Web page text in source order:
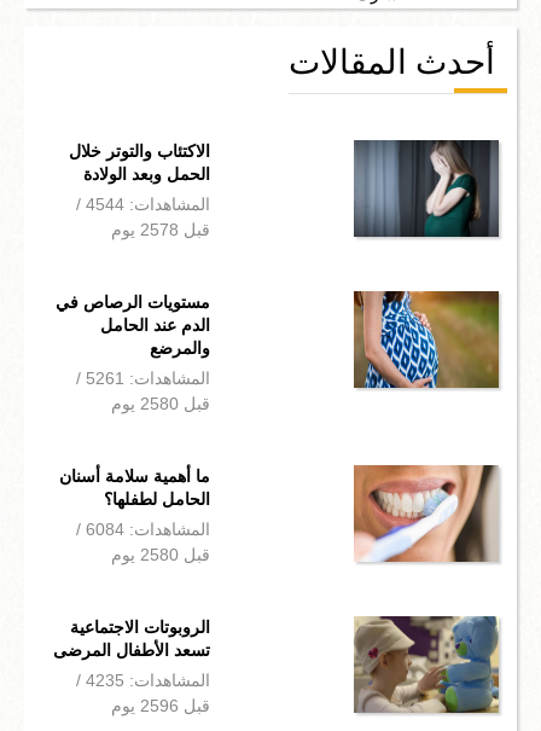
أحدث المقالات
الاكتئاب والتوتر خلال
الحمل وبعد الولادة
المشاهدات: 4544 /
قبل 2578 يوم
مستويات الرصاص في
الدم عند الحامل
والمرضع
المشاهدات: 5261 /
قبل 2580 يوم
ما أهمية سلامة أسنان
الحامل لطفلها؟
المشاهدات: 6084 /
قبل 2580 يوم
الروبوتات الاجتماعية
تسعد الأطفال المرضى
المشاهدات: 4235 /
قبل 2596 يوم